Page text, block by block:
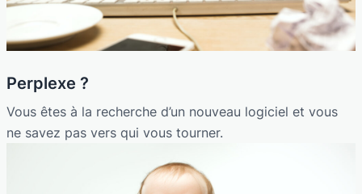
Perplexe ?
Vous êtes à la recherche d’un nouveau logiciel et vous
ne savez pas vers qui vous tourner.